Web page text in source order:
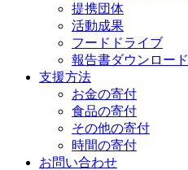
提携団体
活動成果
フードドライブ
報告書ダウンロード
支援方法
お金の寄付
食品の寄付
その他の寄付
時間の寄付
お問い合わせ